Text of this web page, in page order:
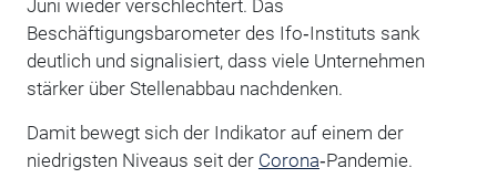
Juni wieder verschlechtert. Das
Beschäftigungsbarometer des Ifo‑Instituts sank
deutlich und signalisiert, dass viele Unternehmen
stärker über Stellenabbau nachdenken.
Damit bewegt sich der Indikator auf einem der
niedrigsten Niveaus seit der Corona‑Pandemie.